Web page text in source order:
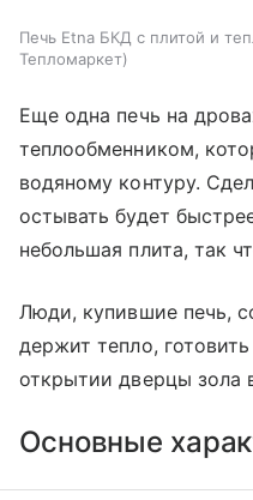
Печь Etna БКД с плитой и
Тепломаркет
Еще одна печь на
теплообменником,
водяному контуру.
остывать будет
небольшая плита, так
Люди, купившие печь,
держит тепло,
открытии дверцы зола
Основные